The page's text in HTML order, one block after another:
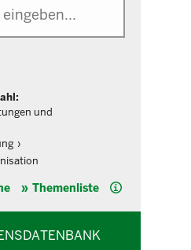
und
Themenliste Hilfe